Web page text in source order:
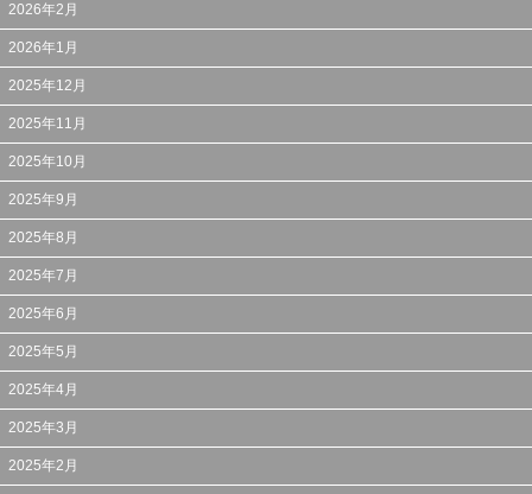
2026年2月
2026年1月
2025年12月
2025年11月
2025年10月
2025年9月
2025年8月
2025年7月
2025年6月
2025年5月
2025年4月
2025年3月
2025年2月